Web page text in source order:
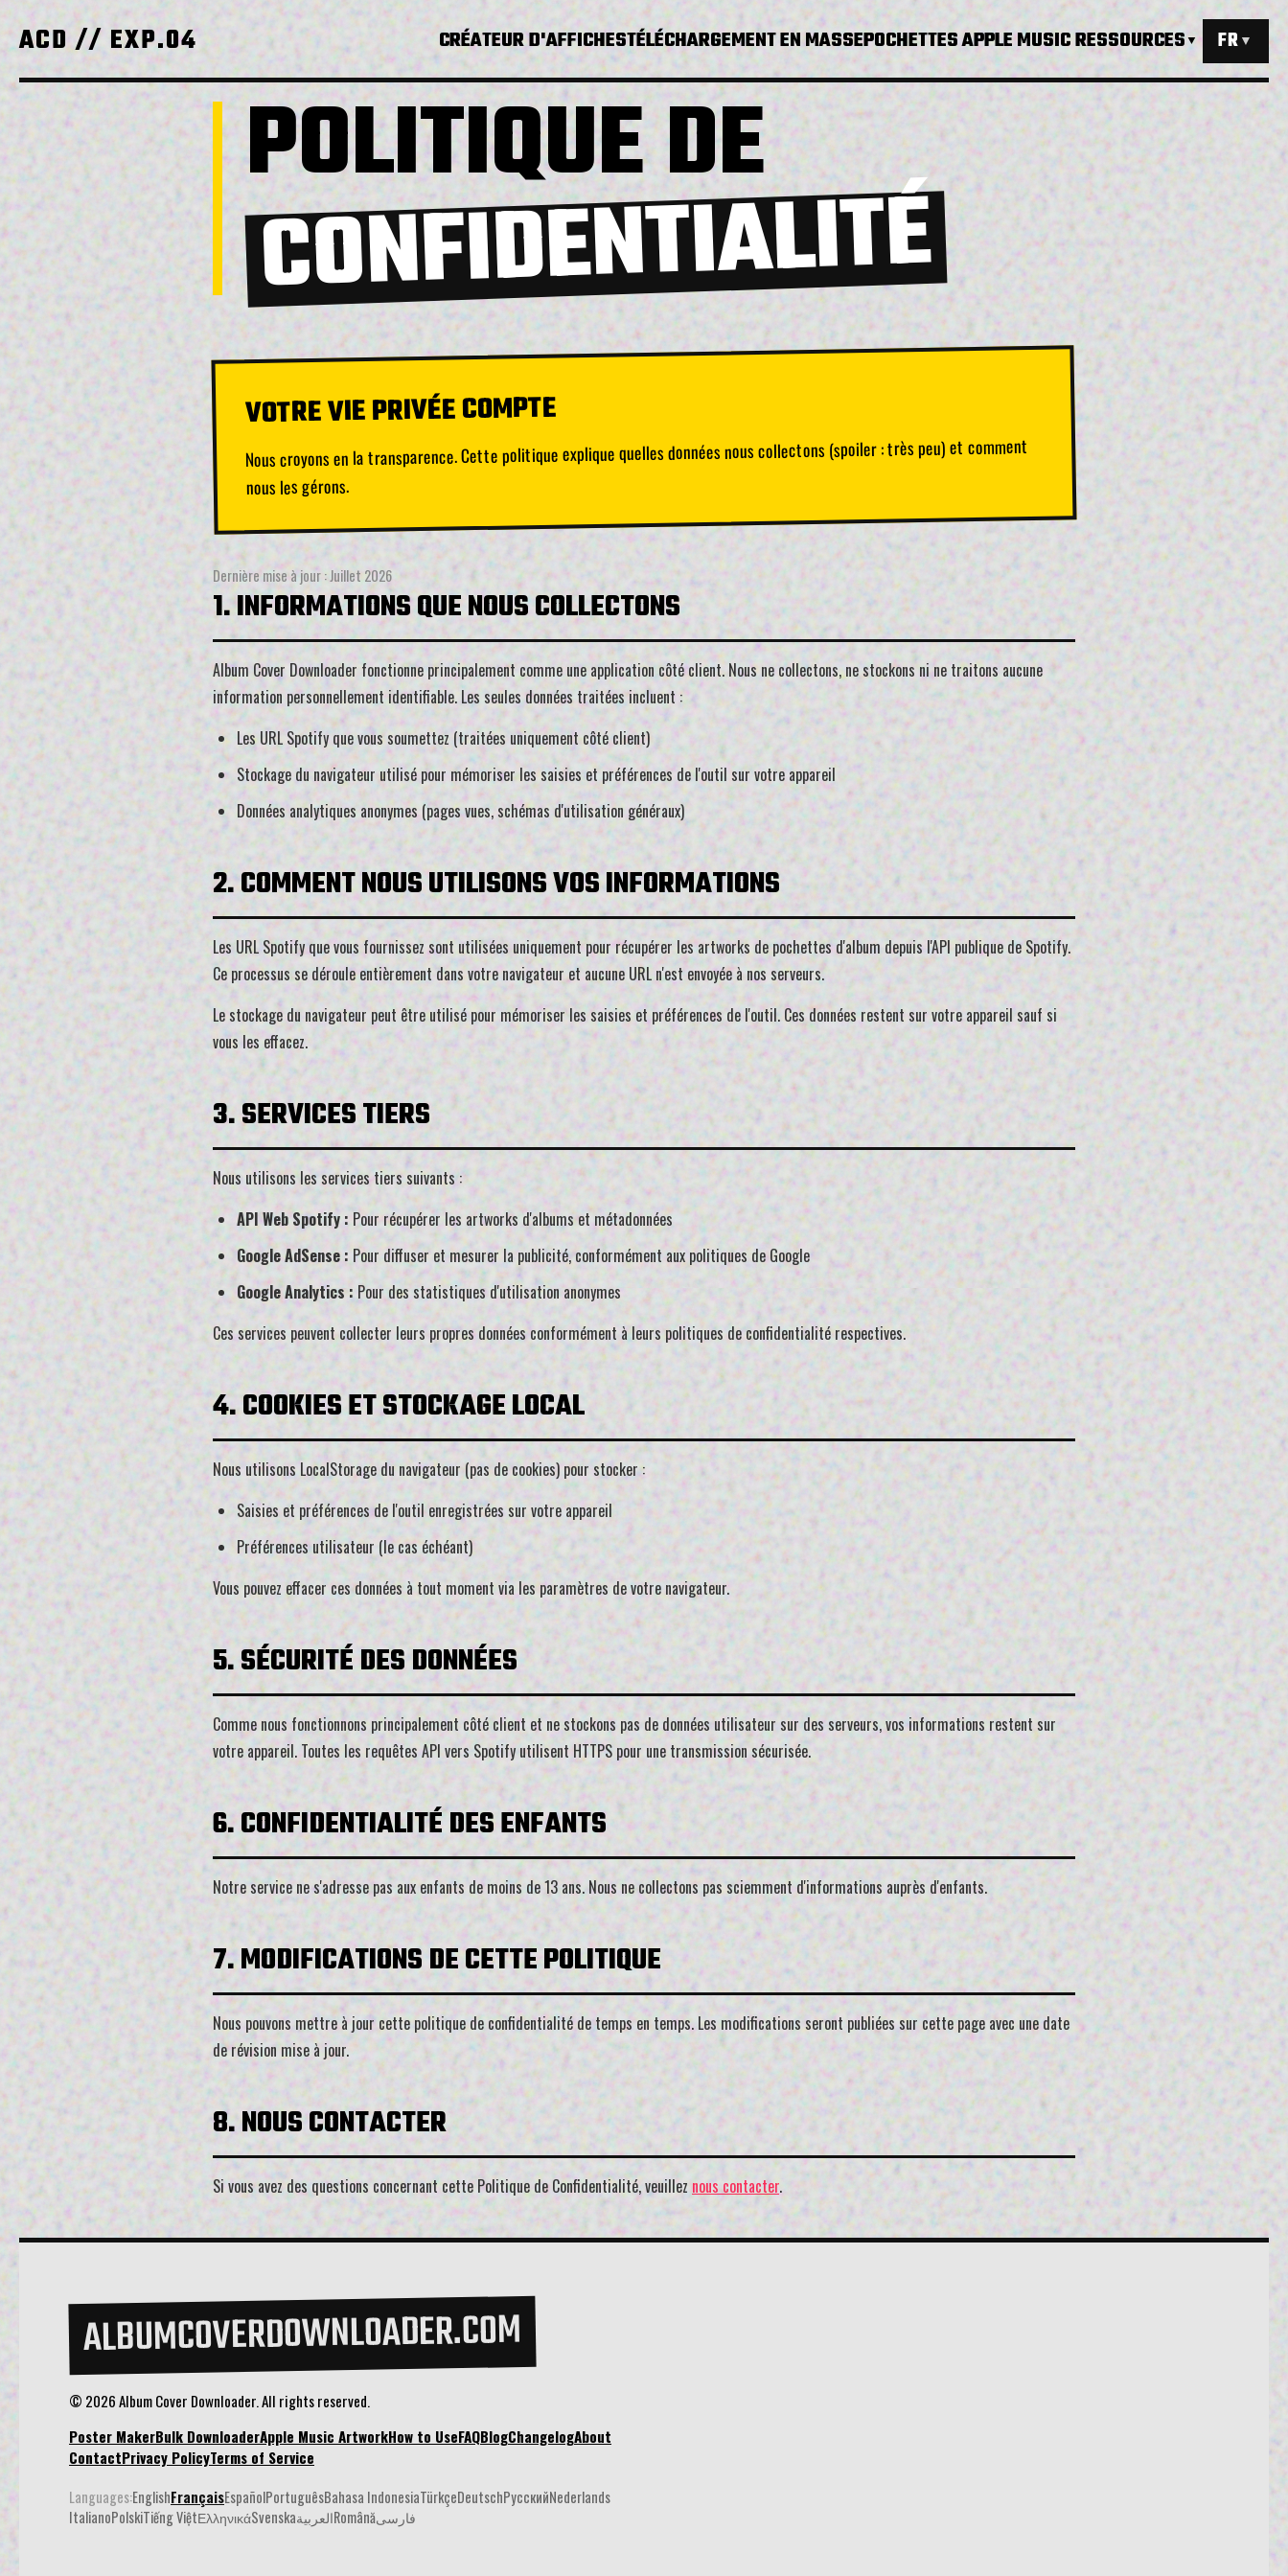
ACD // EXP.04 CRÉATEUR D'AFFICHESTÉLÉCHARGEMENT EN MASSEPOCHETTES APPLE MUSICRESSOURCES▼ FR▼
POLITIQUE DE
CONFIDENTIALITÉ
VOTRE VIE PRIVÉE COMPTE
Nous croyons en la transparence. Cette politique explique quelles données nous collectons (spoiler : très peu) et comment
nous les gérons.
Dernière mise à jour : Juillet 2026
1. INFORMATIONS QUE NOUS COLLECTONS
Album Cover Downloader fonctionne principalement comme une application côté client. Nous ne collectons, ne stockons ni ne traitons aucune
information personnellement identifiable. Les seules données traitées incluent :
Les URL Spotify que vous soumettez (traitées uniquement côté client)
Stockage du navigateur utilisé pour mémoriser les saisies et préférences de l'outil sur votre appareil
Données analytiques anonymes (pages vues, schémas d'utilisation généraux)
2. COMMENT NOUS UTILISONS VOS INFORMATIONS
Les URL Spotify que vous fournissez sont utilisées uniquement pour récupérer les artworks de pochettes d'album depuis l'API publique de Spotify.
Ce processus se déroule entièrement dans votre navigateur et aucune URL n'est envoyée à nos serveurs.
Le stockage du navigateur peut être utilisé pour mémoriser les saisies et préférences de l'outil. Ces données restent sur votre appareil sauf si
vous les effacez.
3. SERVICES TIERS
Nous utilisons les services tiers suivants :
API Web Spotify : Pour récupérer les artworks d'albums et métadonnées
Google AdSense : Pour diffuser et mesurer la publicité, conformément aux politiques de Google
Google Analytics : Pour des statistiques d'utilisation anonymes
Ces services peuvent collecter leurs propres données conformément à leurs politiques de confidentialité respectives.
4. COOKIES ET STOCKAGE LOCAL
Nous utilisons LocalStorage du navigateur (pas de cookies) pour stocker :
Saisies et préférences de l'outil enregistrées sur votre appareil
Préférences utilisateur (le cas échéant)
Vous pouvez effacer ces données à tout moment via les paramètres de votre navigateur.
5. SÉCURITÉ DES DONNÉES
Comme nous fonctionnons principalement côté client et ne stockons pas de données utilisateur sur des serveurs, vos informations restent sur
votre appareil. Toutes les requêtes API vers Spotify utilisent HTTPS pour une transmission sécurisée.
6. CONFIDENTIALITÉ DES ENFANTS
Notre service ne s'adresse pas aux enfants de moins de 13 ans. Nous ne collectons pas sciemment d'informations auprès d'enfants.
7. MODIFICATIONS DE CETTE POLITIQUE
Nous pouvons mettre à jour cette politique de confidentialité de temps en temps. Les modifications seront publiées sur cette page avec une date
de révision mise à jour.
8. NOUS CONTACTER
Si vous avez des questions concernant cette Politique de Confidentialité, veuillez nous contacter.
ALBUMCOVERDOWNLOADER.COM
© 2026 Album Cover Downloader. All rights reserved.
Poster MakerBulk DownloaderApple Music ArtworkHow to UseFAQBlogChangelogAbout
ContactPrivacy PolicyTerms of Service
Languages:EnglishFrançaisEspañolPortuguêsBahasa IndonesiaTürkçeDeutschРусскийNederlands
ItalianoPolskiTiếng ViệtΕλληνικάSvenskaالعربيةRomânăفارسی